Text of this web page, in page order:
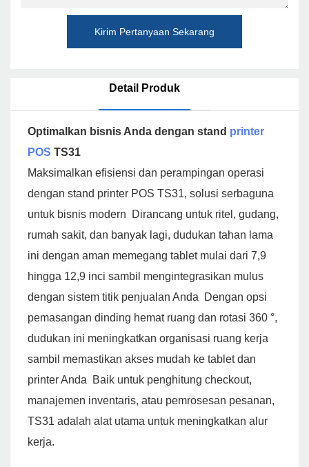
Kirim Pertanyaan Sekarang
Detail Produk
Optimalkan bisnis Anda dengan stand printer
POS TS31
Maksimalkan efisiensi dan perampingan operasi
dengan stand printer POS TS31, solusi serbaguna
untuk bisnis modern Dirancang untuk ritel, gudang,
rumah sakit, dan banyak lagi, dudukan tahan lama
ini dengan aman memegang tablet mulai dari 7,9
hingga 12,9 inci sambil mengintegrasikan mulus
dengan sistem titik penjualan Anda Dengan opsi
pemasangan dinding hemat ruang dan rotasi 360 °,
dudukan ini meningkatkan organisasi ruang kerja
sambil memastikan akses mudah ke tablet dan
printer Anda Baik untuk penghitung checkout,
manajemen inventaris, atau pemrosesan pesanan,
TS31 adalah alat utama untuk meningkatkan alur
kerja.